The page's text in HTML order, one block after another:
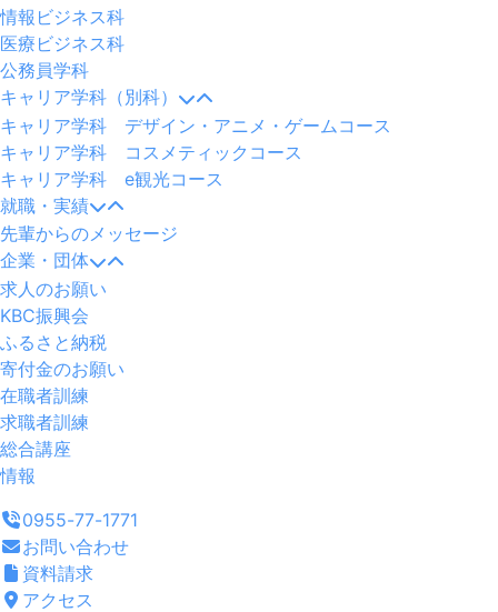
情報ビジネス科
医療ビジネス科
公務員学科
キャリア学科（別科）
キャリア学科 デザイン・アニメ・ゲームコース
キャリア学科 コスメティックコース
キャリア学科 e観光コース
就職・実績
先輩からのメッセージ
企業・団体
求人のお願い
KBC振興会
ふるさと納税
寄付金のお願い
在職者訓練
求職者訓練
総合講座
情報
0955-77-1771
お問い合わせ
資料請求
アクセス